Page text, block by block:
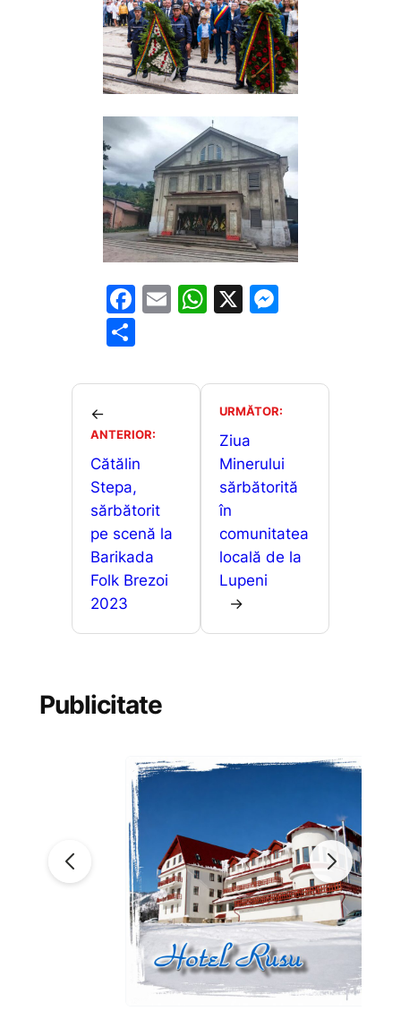
F
e
o
o
k
E
l
W
s
A
p
p
X
s
e
g
er
ta
a
z
ă
←
ANTERIOR:
Cătălin
Stepa,
sărbătorit
pe scenă la
Barikada
Folk Brezoi
2023
URMĂTOR:
Ziua
Minerului
sărbătorită
în
comunitatea
locală de la
Lupeni
→
Publicitate